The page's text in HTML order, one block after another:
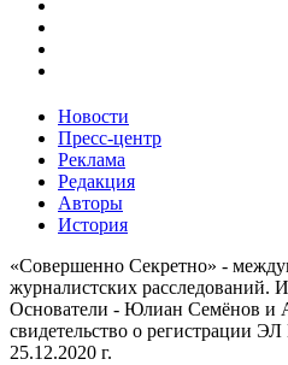
Новости
Пресс-центр
Реклама
Редакция
Авторы
История
«Совершенно Секретно» -
журналистских расследований.
Основатели - Юлиан Семёнов и
свидетельство о регистрации
25.12.2020 г.